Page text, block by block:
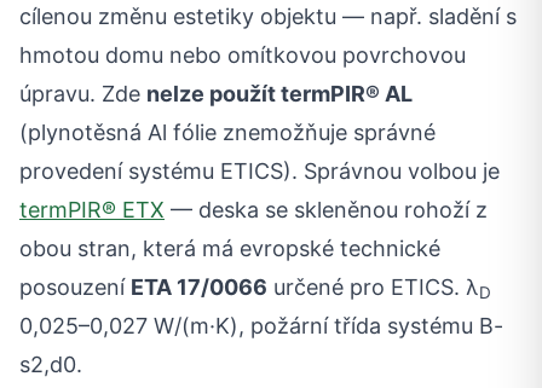
cílenou změnu estetiky objektu — např. sladění s
hmotou domu nebo omítkovou povrchovou
úpravu. Zde nelze použít termPIR® AL
(plynotěsná Al fólie znemožňuje správné
provedení systému ETICS). Správnou volbou je
termPIR® ETX — deska se skleněnou rohoží z
obou stran, která má evropské technické
posouzení ETA 17/0066 určené pro ETICS. λD
0,025–0,027 W/(m·K), požární třída systému B-
s2,d0.